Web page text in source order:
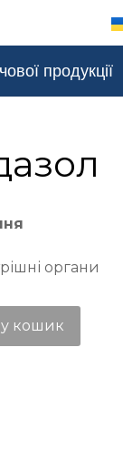
продукції
органи
кошик